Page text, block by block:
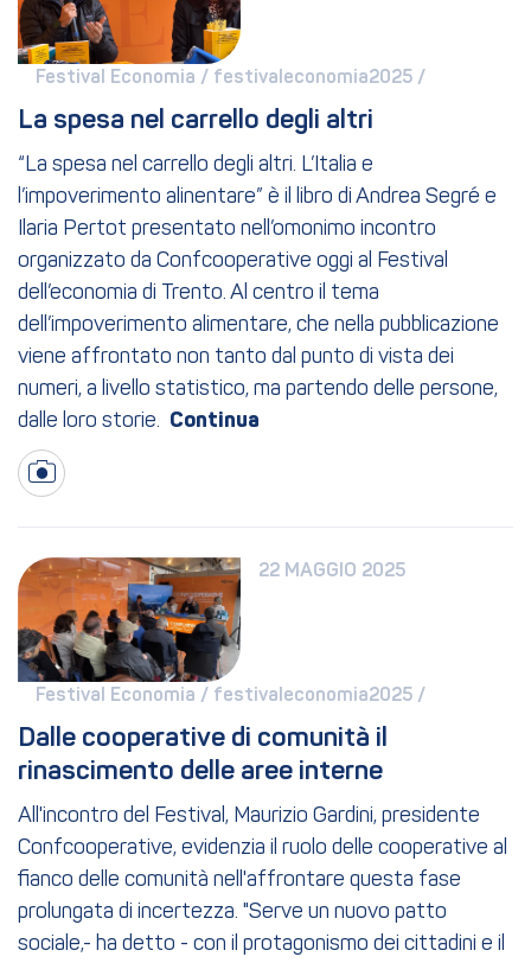
Festival Economia / festivaleconomia2025 /
La spesa nel carrello degli altri
“La spesa nel carrello degli altri. L’Italia e
l’impoverimento alinentare” è il libro di Andrea Segré e
Ilaria Pertot presentato nell’omonimo incontro
organizzato da Confcooperative oggi al Festival
dell’economia di Trento. Al centro il tema
dell’impoverimento alimentare, che nella pubblicazione
viene affrontato non tanto dal punto di vista dei
numeri, a livello statistico, ma partendo delle persone,
dalle loro storie.
22 MAGGIO 2025
Festival Economia / festivaleconomia2025 /
Dalle cooperative di comunità il
rinascimento delle aree interne
All'incontro del Festival, Maurizio Gardini, presidente
Confcooperative, evidenzia il ruolo delle cooperative al
fianco delle comunità nell'affrontare questa fase
prolungata di incertezza. "Serve un nuovo patto
sociale,- ha detto - con il protagonismo dei cittadini e il